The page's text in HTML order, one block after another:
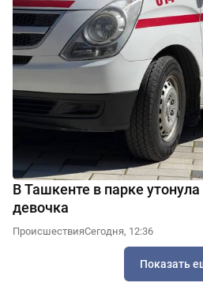
В Ташкенте в парке
девочка
ПроисшествияСегодня, 12:36
Показать